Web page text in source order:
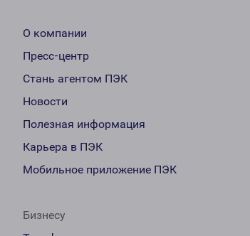
О компании
Пресс-центр
Стань агентом ПЭК
Новости
Полезная информация
Карьера в ПЭК
Мобильное приложение ПЭК
Бизнесу